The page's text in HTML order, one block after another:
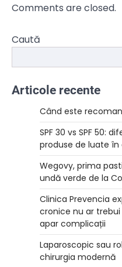
Comments are closed.
Caută
Articole recente
Când este
SPF 30 vs SPF 50:
produse de luate în
Wegovy, prima
undă verde de la
Clinica Prevencia
cronice nu ar
apar complicații
Laparoscopic sau
chirurgia modernă